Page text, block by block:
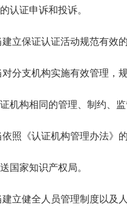
认证申诉和投诉。
立保证认证活动规范有效
分支机构实施有效管理，
机构相同的管理、制约、监
照《认证机构管理办法》
国家知识产权局。
立健全人员管理制度以及